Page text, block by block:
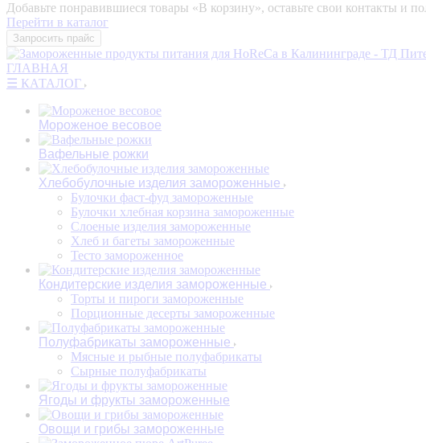
Добавьте понравившиеся товары «‎В корзину»‎, оставьте свои контакты и
Перейти в каталог
Запросить прайс
ГЛАВНАЯ
☰ КАТАЛОГ
Мороженое весовое
Вафельные рожки
Хлебобулочные изделия замороженные
Булочки фаст-фуд замороженные
Булочки хлебная корзина замороженные
Слоеные изделия замороженные
Хлеб и багеты замороженные
Тесто замороженное
Кондитерские изделия замороженные
Торты и пироги замороженные
Порционные десерты замороженные
Полуфабрикаты замороженные
Мясные и рыбные полуфабрикаты
Сырные полуфабрикаты
Ягоды и фрукты замороженные
Овощи и грибы замороженные